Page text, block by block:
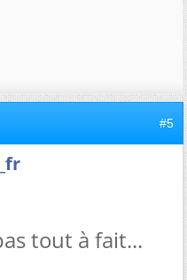
#5
tout à fait...